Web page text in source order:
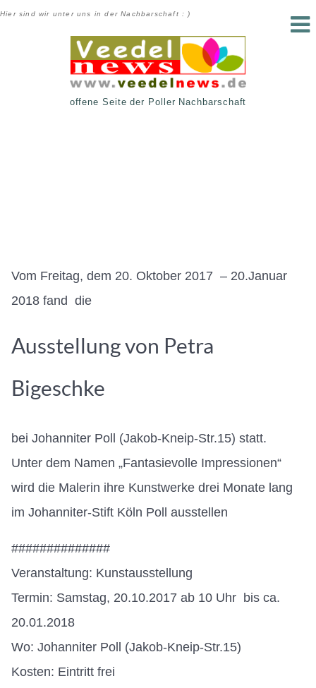
Hier sind wir unter uns in der Nachbarschaft : )
offene Seite der Poller Nachbarschaft
Vom Freitag, dem 20. Oktober 2017 – 20.Januar
2018 fand die
Ausstellung von Petra
Bigeschke
bei Johanniter Poll (Jakob-Kneip-Str.15) statt.
Unter dem Namen „Fantasievolle Impressionen“
wird die Malerin ihre Kunstwerke drei Monate lang
im Johanniter-Stift Köln Poll ausstellen
##############
Veranstaltung: Kunstausstellung
Termin: Samstag, 20.10.2017 ab 10 Uhr bis ca.
20.01.2018
Wo: Johanniter Poll (Jakob-Kneip-Str.15)
Kosten: Eintritt frei